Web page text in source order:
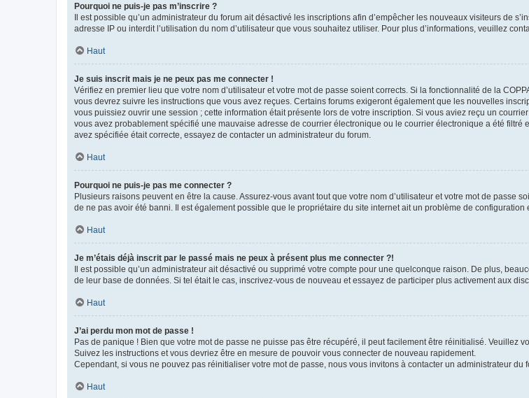
Pourquoi ne puis-je pas m’inscrire ?
Il est possible qu’un administrateur du forum ait désactivé les inscriptions afin d’empêcher les nouveaux visiteurs de
adresse IP ou interdit l’utilisation du nom d’utilisateur que vous souhaitez utiliser. Pour plus d’informations, veuillez
Haut
Je suis inscrit mais je ne peux pas me connecter !
Vérifiez en premier lieu que votre nom d’utilisateur et votre mot de passe soient corrects. Si la fonctionnalité de la
vous devrez suivre les instructions que vous avez reçues. Certains forums exigeront également que les nouvelles
vous puissiez ouvrir une session ; cette information était présente lors de votre inscription. Si vous aviez reçu un
vous avez probablement spécifié une mauvaise adresse de courrier électronique ou le courrier électronique a été
avez spécifiée était correcte, essayez de contacter un administrateur du forum.
Haut
Pourquoi ne puis-je pas me connecter ?
Plusieurs raisons peuvent en être la cause. Assurez-vous avant tout que votre nom d’utilisateur et votre mot de passe
de ne pas avoir été banni. Il est également possible que le propriétaire du site internet ait un problème de configuration
Haut
Je m’étais déjà inscrit par le passé mais ne peux à présent plus me connecter ?!
Il est possible qu’un administrateur ait désactivé ou supprimé votre compte pour une quelconque raison. De plus,
de leur base de données. Si tel était le cas, inscrivez-vous de nouveau et essayez de participer plus activement aux
Haut
J’ai perdu mon mot de passe !
Pas de panique ! Bien que votre mot de passe ne puisse pas être récupéré, il peut facilement être réinitialisé. Veuillez
Suivez les instructions et vous devriez être en mesure de pouvoir vous connecter de nouveau rapidement.
Cependant, si vous ne pouvez pas réinitialiser votre mot de passe, nous vous invitons à contacter un administrateur du
Haut